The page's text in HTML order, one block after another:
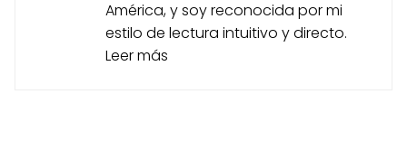
América, y soy reconocida por mi
estilo de lectura intuitivo y directo.
Leer más